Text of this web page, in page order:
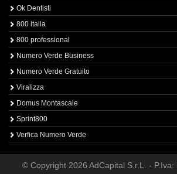
Ok Dentisti
800 italia
800 professional
Numero Verde Business
Numero Verde Gratuito
Viralizza
Domus Montascale
Sprint800
Verfica Numero Verde
© Copyright 2026 AdCapital S.r.L. -